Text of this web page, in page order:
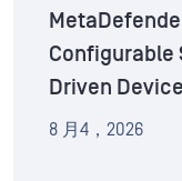
Configurable
Driven
8 月4，2026